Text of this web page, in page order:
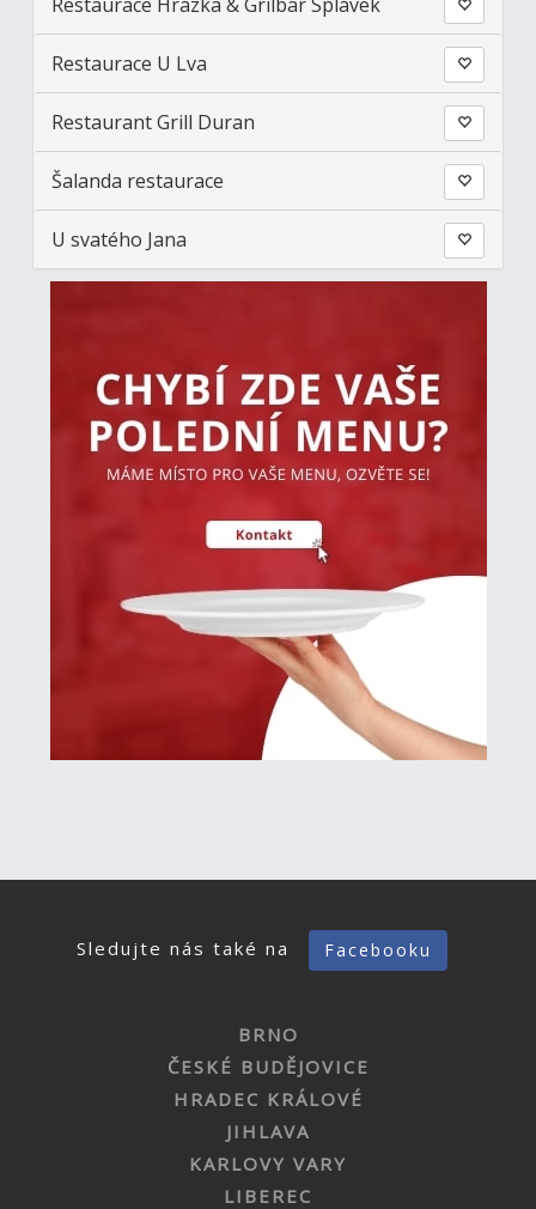
Restaurace U Lva
Restaurant Grill Duran
Šalanda restaurace
U svatého Jana
Sledujte nás také na Facebooku
BRNO
ČESKÉ BUDĚJOVICE
HRADEC KRÁLOVÉ
JIHLAVA
KARLOVY VARY
LIBEREC